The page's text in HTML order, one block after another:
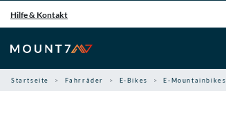
Inhalt
springen
Hilfe & Kontakt
Startseite Fahrräder E-Bikes E-Mountainbikes